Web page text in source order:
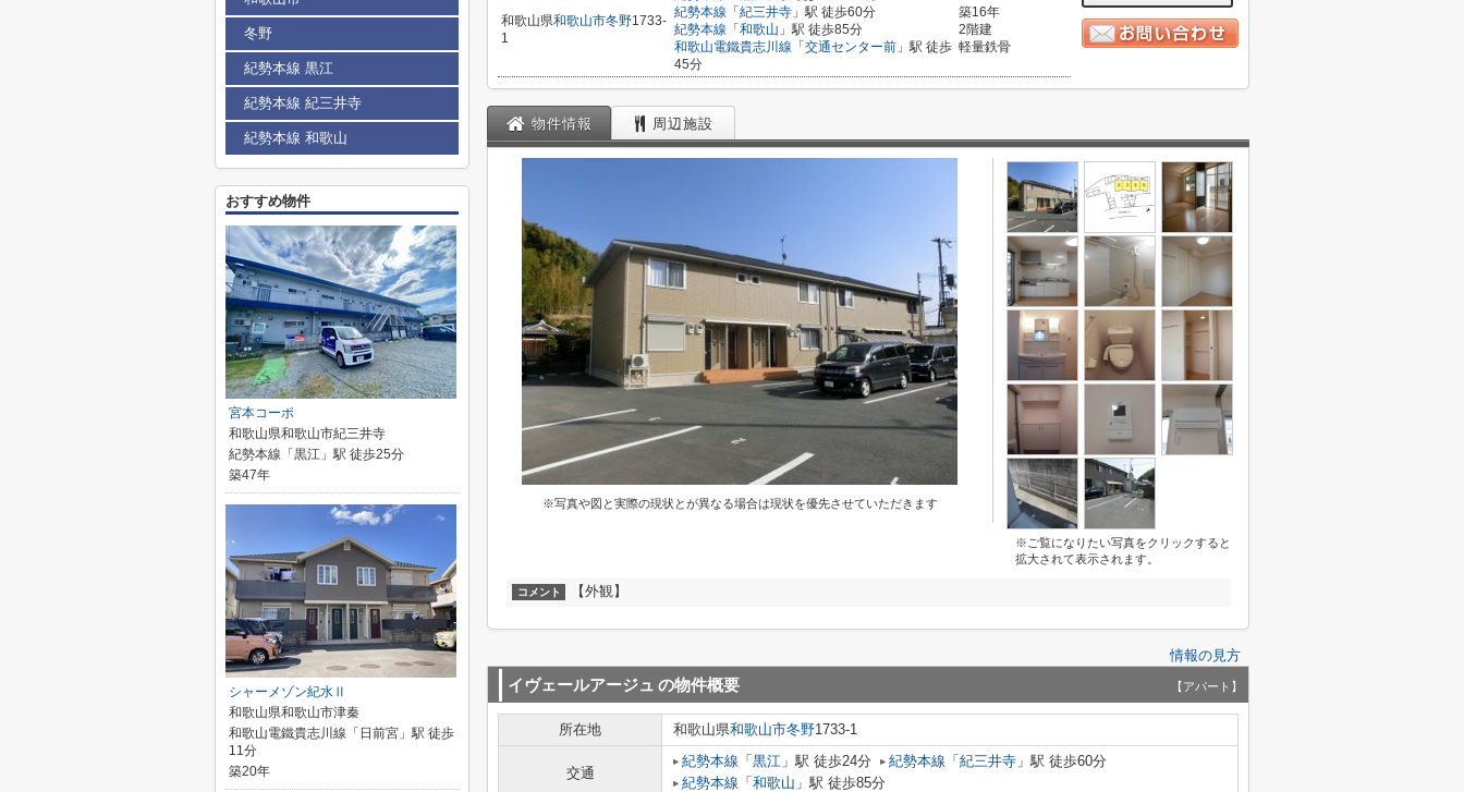
和歌山県和歌山市冬野1733-
1
紀勢本線 「 紀三井寺 」駅 徒歩60分
紀勢本線 「 和歌山 」駅 徒歩85分
和歌山電鐵貴志川線 「 交通センター前 」駅 徒歩
45分
築16年
2階建
軽量鉄骨
物件情報 周辺施設
※写真や図と実際の現状とが異なる場合は現状を優先させていただきます
※ご覧になりたい写真をクリックすると
拡大されて表示されます。
コメント 【外観】
情報の見方
イヴェールアージュ の物件概要 【アパート】
所在地 和歌山県和歌山市冬野1733-1
交通
紀勢本線 「 黒江 」駅 徒歩24分 紀勢本線 「 紀三井寺 」駅 徒歩60分
紀勢本線 「 和歌山 」駅 徒歩85分
冬野
紀勢本線 黒江
紀勢本線 紀三井寺
紀勢本線 和歌山
おすすめ物件
宮本コーポ
和歌山県和歌山市紀三井寺
紀勢本線「黒江」駅 徒歩25分
築47年
シャーメゾン紀水Ⅱ
和歌山県和歌山市津秦
和歌山電鐵貴志川線「日前宮」駅 徒歩
11分
築20年